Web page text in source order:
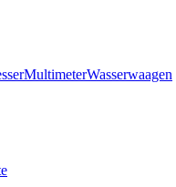
MultimeterWasserwaagen